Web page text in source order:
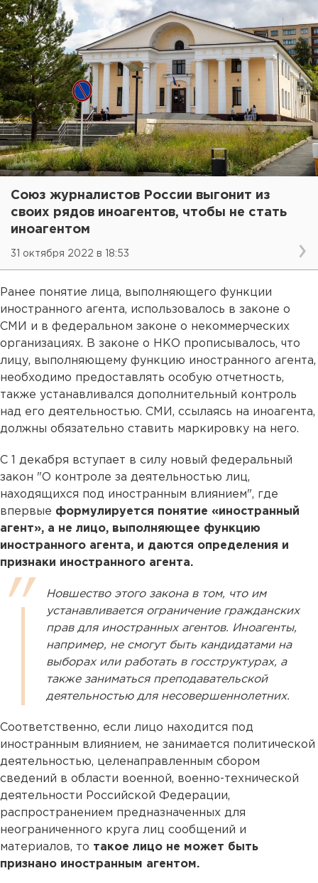
Союз журналистов России выгонит из
своих рядов иноагентов, чтобы не стать
иноагентом
31 октября 2022 в 18:53
Ранее понятие лица, выполняющего функции
иностранного агента, использовалось в законе о
СМИ и в федеральном законе о некоммерческих
организациях. В законе о НКО прописывалось, что
лицу, выполняющему функцию иностранного агента,
необходимо предоставлять особую отчетность,
также устанавливался дополнительный контроль
над его деятельностью. СМИ, ссылаясь на иноагента,
должны обязательно ставить маркировку на него.
С 1 декабря вступает в силу новый федеральный
закон "О контроле за деятельностью лиц,
находящихся под иностранным влиянием", где
впервые формулируется понятие «иностранный
агент», а не лицо, выполняющее функцию
иностранного агента, и даются определения и
признаки иностранного агента.
Новшество этого закона в том, что им
устанавливается ограничение гражданских
прав для иностранных агентов. Иноагенты,
например, не смогут быть кандидатами на
выборах или работать в госструктурах, а
также заниматься преподавательской
деятельностью для несовершеннолетних.
Соответственно, если лицо находится под
иностранным влиянием, не занимается политической
деятельностью, целенаправленным сбором
сведений в области военной, военно-технической
деятельности Российской Федерации,
распространением предназначенных для
неограниченного круга лиц сообщений и
материалов, то такое лицо не может быть
признано иностранным агентом.